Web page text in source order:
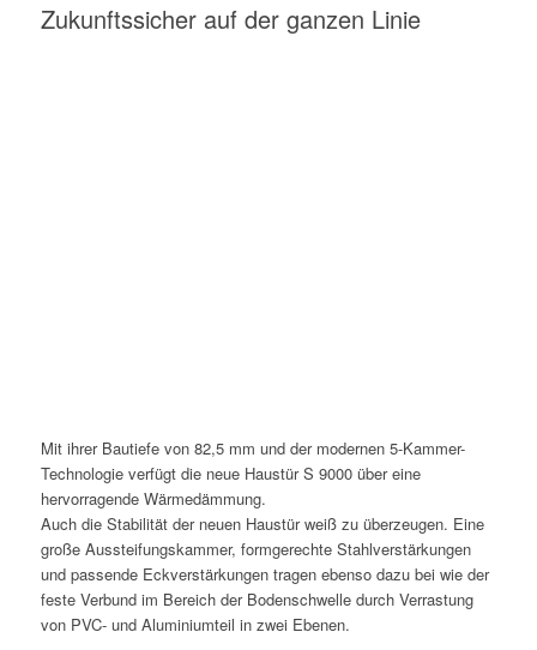
Zukunftssicher auf der ganzen Linie
Mit ihrer Bautiefe von 82,5 mm und der modernen 5-Kammer-
Technologie verfügt die neue Haustür S 9000 über eine
hervorragende Wärmedämmung.
Auch die Stabilität der neuen Haustür weiß zu überzeugen. Eine
große Aussteifungskammer, formgerechte Stahlverstärkungen
und passende Eckverstärkungen tragen ebenso dazu bei wie der
feste Verbund im Bereich der Bodenschwelle durch Verrastung
von PVC- und Aluminiumteil in zwei Ebenen.